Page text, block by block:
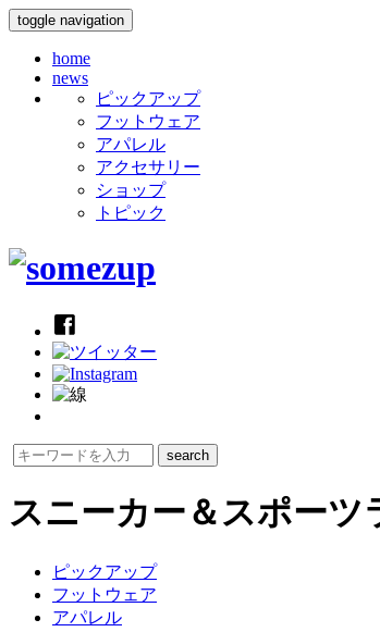
toggle navigation
home
news
ピックアップ
フットウェア
アパレル
アクセサリー
ショップ
トピック
スニーカー＆スポー
ピックアップ
フットウェア
アパレル